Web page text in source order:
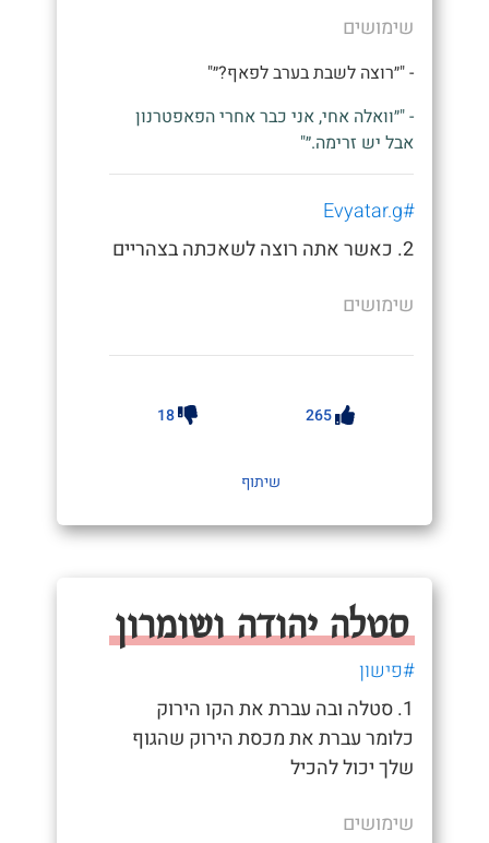
שימושים
- "״רוצה לשבת בערב לפאף?״"
- "״וואלה אחי, אני כבר אחרי הפאפטרנון
אבל יש זרימה.״"
#Evyatar.g
2. כאשר אתה רוצה לשאכתה בצהריים
שימושים
265
18
שיתוף
סטלה יהודה ושומרון
#פישון
1. סטלה ובה עברת את הקו הירוק
כלומר עברת את מכסת הירוק שהגוף
שלך יכול להכיל
שימושים